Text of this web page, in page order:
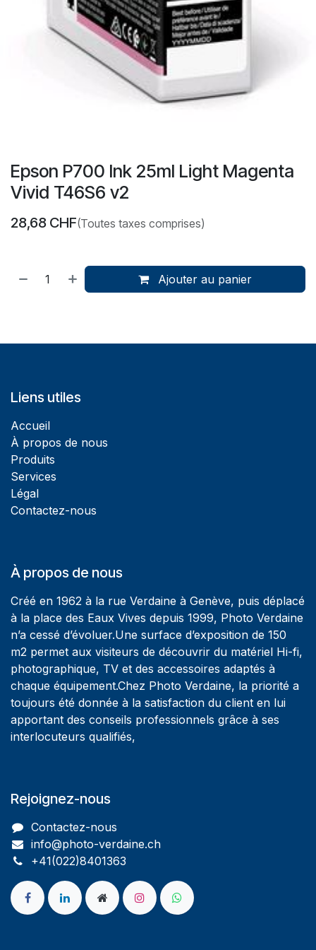
Epson P700 Ink 25ml Light Magenta
Vivid T46S6 v2
28,68 CHF(Toutes taxes comprises)
Ajouter au panier
Liens utiles
Accueil
À propos de nous
Produits
Services
Légal
Contactez-nous
À propos de nous
Créé en 1962 à la rue Verdaine à Genève, puis déplacé
à la place des Eaux Vives depuis 1999, Photo Verdaine
n’a cessé d’évoluer.Une surface d’exposition de 150
m2 permet aux visiteurs de découvrir du matériel Hi-fi,
photographique, TV et des accessoires adaptés à
chaque équipement.Chez Photo Verdaine, la priorité a
toujours été donnée à la satisfaction du client en lui
apportant des conseils professionnels grâce à ses
interlocuteurs qualifiés,
Rejoignez-nous
Contactez-nous
info@photo-verdaine.ch​
​​+41(022)8401363